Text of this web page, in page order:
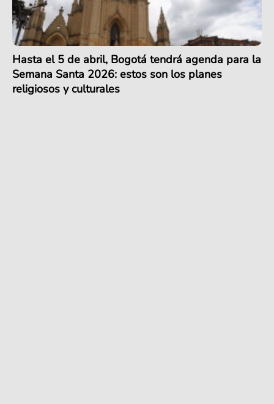
Hasta el 5 de abril, Bogotá tendrá agenda para la
Semana Santa 2026: estos son los planes
religiosos y culturales